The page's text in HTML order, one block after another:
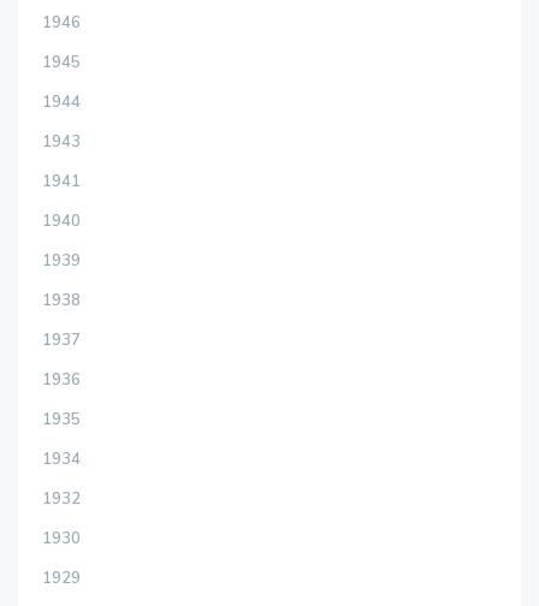
1946
1945
1944
1943
1941
1940
1939
1938
1937
1936
1935
1934
1932
1930
1929